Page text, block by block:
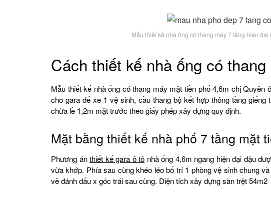
Mẫu thiết kế nhà ống có thang máy 7 tầng hiện
Cách thiết kế nhà ống có
Mẫu thiết kế nhà ống có thang máy mặt tiền phố 4,6m chị Quyên
cho gara để xe 1 vệ sinh, cầu thang bộ kết hợp thông tầng
chừa lề 1,2m mặt trước theo giấy phép xây dựng quy định.
Mặt bằng thiết kế nhà phố 7 tầng mặt
Phương ánthiết kế gara ô tô nhà ống 4,6m ngang hiện đại đậu
vừa khớp. Phía sau cùng khéo léo bố trí 1 phòng vệ sinh chung
vẽ đánh dấu x góc trái sau cùng. Diện tích xây dựng sàn trệt 54m2